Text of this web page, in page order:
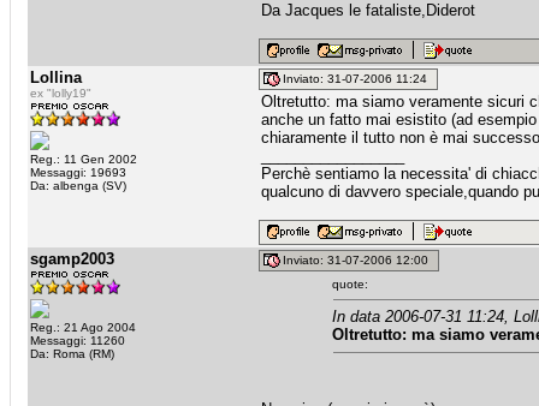
Da Jacques le fataliste,Diderot
Lollina
ex "lolly19"
Reg.: 11 Gen 2002
Messaggi: 19693
Da: albenga (SV)
Inviato: 31-07-2006 11:24
Oltretutto: ma siamo veramente sicuri
anche un fatto mai esistito (ad
chiaramente il tutto non è mai
Perchè sentiamo la necessita' di
qualcuno di davvero speciale,quando
sgamp2003
Reg.: 21 Ago 2004
Messaggi: 11260
Da: Roma (RM)
Inviato: 31-07-2006 12:00
quote:
In data 2006-07-31 11:24,
Oltretutto: ma siamo